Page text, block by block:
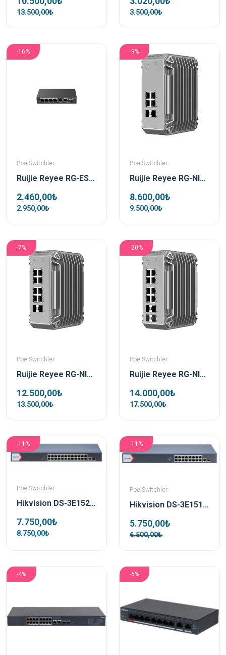
13.500,00₺ 3.500,00₺
-16%
Poe Switchler
Ruijie Reyee RG-ES206GS-P 4 Port Poe 54W 1xRj45 Uplink +1xSfp Combo Uplink Gigabit PoE Yönetilebilir Switch
2.460,00₺
2.950,00₺
-9%
Poe Switchler
Ruijie Reyee RG-NIS3100-4GT2SFP-HP 4 Port Poe 2xSfp Gigabit Yönetilebilir Endüstriyel PoE Switch
8.600,00₺
9.500,00₺
-7%
Poe Switchler
Ruijie Reyee RG-NIS3100-8GT2SFP-HP 8 Port Poe 2xSfp Gigabit Yönetilebilir Endüstriyel PoE Switch
12.500,00₺
13.500,00₺
-20%
Poe Switchler
Ruijie Reyee RG-NIS3100-8GT4SFP-HP 8 Port Poe 4xSfp Gigabit Yönetilebilir Endüstriyel PoE Switch
14.000,00₺
17.500,00₺
-11%
Poe Switchler
Hikvision DS-3E1526P-EI/M 24 Port 230w 1xGigabit Uplink 1xSfp Gigabit Poe Switch
7.750,00₺
8.750,00₺
-11%
Poe Switchler
Hikvision DS-3E1518P-EI/M 16 Port 130w 1xGigabit Uplink 1xSfp Gigabit Poe Switch
5.750,00₺
6.500,00₺
-4% -6%